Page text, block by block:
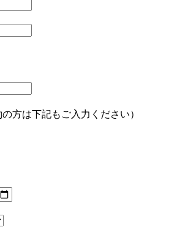
方は下記もご入力ください）